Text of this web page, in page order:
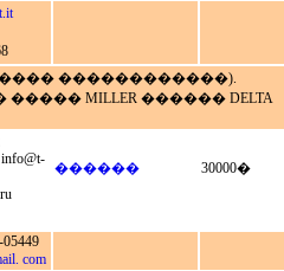
������������).
MILLER ������ DELTA
info@t-
������ 30000�
com